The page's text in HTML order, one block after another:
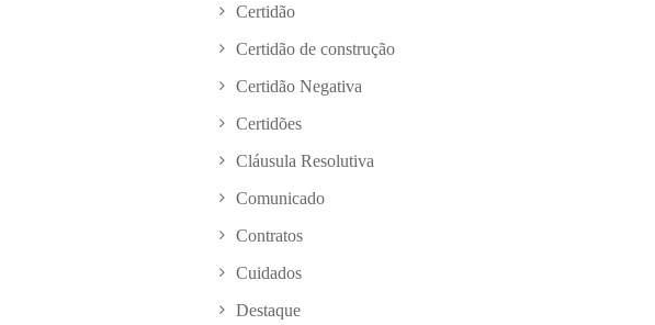
Certidão
Certidão de construção
Certidão Negativa
Certidões
Cláusula Resolutiva
Comunicado
Contratos
Cuidados
Destaque